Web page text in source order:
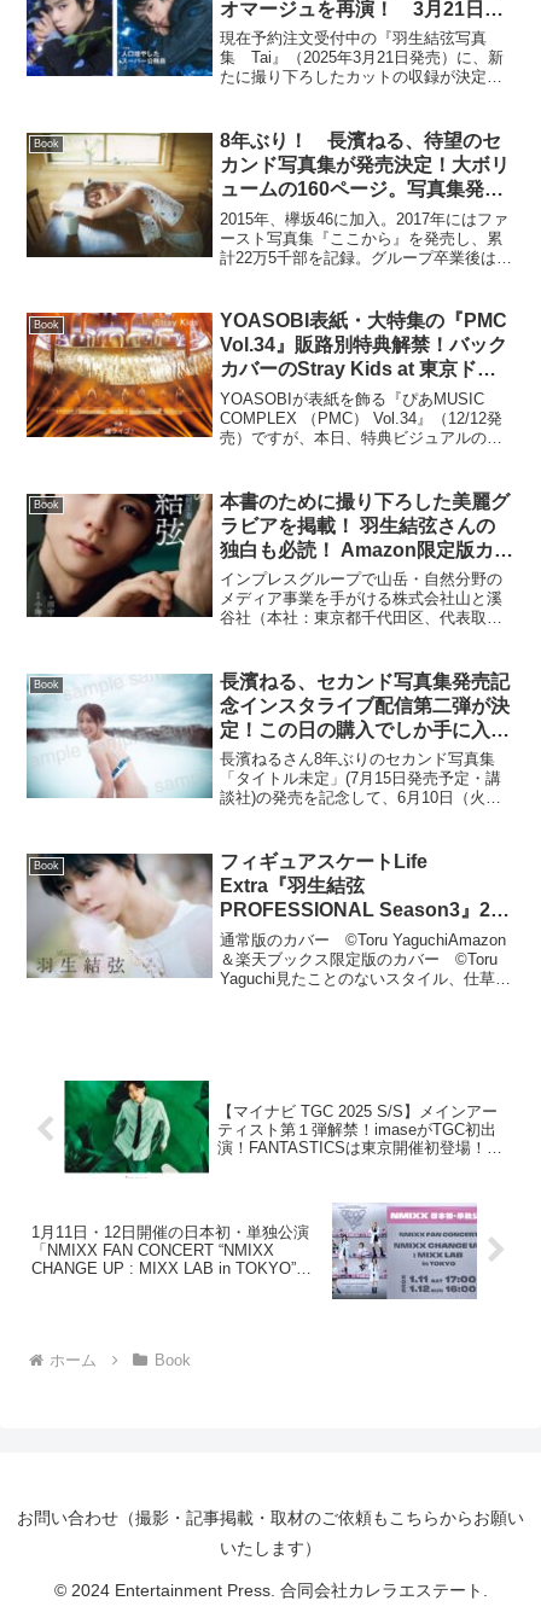
オマージュを再演！ 3月21日発
売『羽生結弦写真集 Tai』収録
決定
現在予約注文受付中の『羽生結弦写真
集 Tai』（2025年3月21日発売）に、新
たに撮り下ろしたカットの収録が決定！
となった2018年の「青バラ」のセットで
す。「実...
Book
8年ぶり！ 長濱ねる、待望のセ
カンド写真集が発売決定！大ボリ
ュームの160ページ。写真集発売
イベントも実施予定！ 先行カッ
ト、本人コメントも掲載
2015年、欅坂46に加入。2017年にはファ
ースト写真集『ここから』を発売し、累
計22万5千部を記録。グループ卒業後は俳
現者として多彩な顔を見せてきた長濱ね
るが7...
Book
YOASOBI表紙・大特集の『PMC
Vol.34』販路別特典解禁！バック
カバーのStray Kids at 東京ドー
ム、Mrs. GREEN APPLE at Kア
リーナ10DAYSほか / ドーム＋
アリーナの超ライブ特集！
撮り下ろし＋インタビューも
YOASOBIが表紙を飾る『ぴあMUSIC
COMPLEX （PMC） Vol.34』（12/12発
売）ですが、本日、特典ビジュアルのほ
を記念して東京・大阪でドーム...
Book
本書のために撮り下ろした美麗グ
ラビアを掲載！ 羽生結弦さんの
独白も必読！ Amazon限定版カバ
ーも同時発売！ 書籍 『レンズ越
しの羽生結弦 神カメラマンが見
た絶対王者』12月17日発売！
インプレスグループで山岳・自然分野の
メディア事業を手がける株式会社山と溪
谷社（本社：東京都千代田区、代表取締
王者』（著／田中充、写真／小海途良
幹）を2024年12月1...
Book
長濱ねる、セカンド写真集発売記
念インスタライブ配信第二弾が決
定！この日の購入でしか手に入ら
ない「美背中ショット」ポスター
を解禁
長濱ねるさん8年ぶりのセカンド写真集
「タイトル未定」(7月15日発売予定・講
談社)の発売を記念して、6月10日（火曜
より、「セカンド写真集発売記念インス
タ...
Book
フィギュアスケートLife
Extra『羽生結弦
PROFESSIONAL Season3』2種
類のカバー画像を解禁！ さらに
発売記念の【パネル展】も東京・
大阪で開催決定
通常版のカバー ©Toru YaguchiAmazon
＆楽天ブックス限定版のカバー ©Toru
Yaguchi見たことのないスタイル、仕草、
【マイナビ TGC 2025 S/S】メインアー
ティスト第１弾解禁！imaseがTGC初出
演！FANTASTICSは東京開催初登場！
1月11日・12日開催の日本初・単独公演
「NMIXX FAN CONCERT “NMIXX
CHANGE UP : MIXX LAB in TOKYO”」
ホーム Book
お問い合わせ（撮影・記事掲載・取材のご依頼もこちらからお願い
いたします）
© 2024 Entertainment Press. 合同会社カレラエステート.